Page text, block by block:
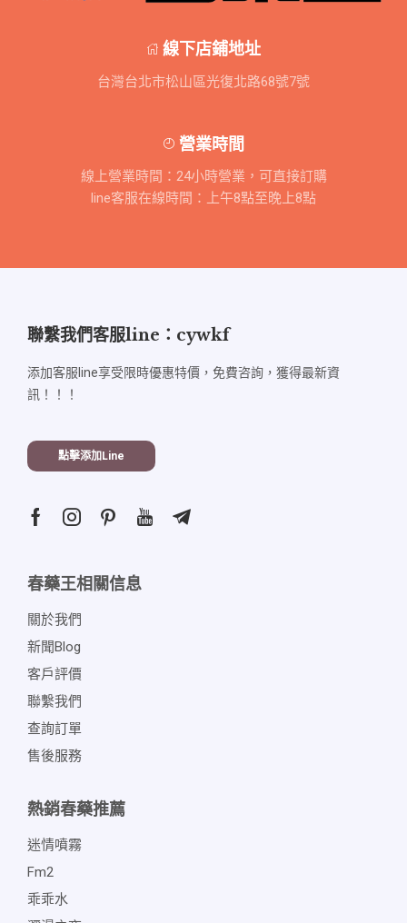
線下店鋪地址
台灣台北市松山區光復北路68號7號
營業時間
線上營業時間：24小時營業，可直接訂購
line客服在線時間：上午8點至晚上8點
聯繫我們客服line：cywkf
添加客服line享受限時優惠特價，免費咨詢，獲得最新資
訊！！！
點擊添加line
春藥王相關信息
關於我們
新聞blog
客戶評價
聯繫我們
查詢訂單
售後服務
熱銷春藥推薦
迷情噴霧
Fm2
乖乖水